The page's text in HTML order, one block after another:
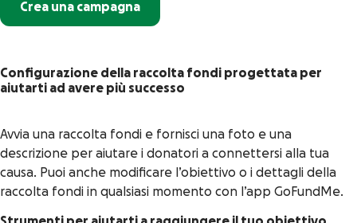
Crea una campagna
Configurazione della raccolta fondi progettata per
aiutarti ad avere più successo
Avvia una raccolta fondi e fornisci una foto e una
descrizione per aiutare i donatori a connettersi alla tua
causa. Puoi anche modificare l’obiettivo o i dettagli della
raccolta fondi in qualsiasi momento con l’app GoFundMe.